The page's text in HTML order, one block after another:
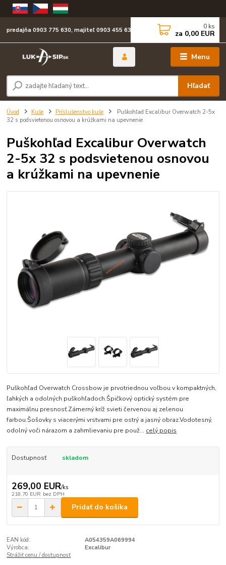
Menu
Hľadať
predajňa 0903 775 630, majiteľ 0903 455 630 0 ks
za 0,00 EUR
Úvod Kuše Príslušenstvo kuše
Puškohľad Excalibur Overwatch 2-5x
32 s podsvietenou osnovou a krúžkami na upevnenie
Puškohľad Excalibur Overwatch
2-5x 32 s podsvietenou osnovou
a krúžkami na upevnenie
Puškohľad Overwatch Crossbow je prvotriednou voľbou v kompaktných,
ľahkých a odolných puškohľadoch.Špičkový optický systém pre
maximálnu presnosť.Zámerný kríž svieti červenou aj zelenou
farbou.Šošovky s viacerými vrstvami pre ostrý a jasný obraz.Vodotesný,
odolný voči nárazom a zahmlievaniu pre použ... celý popis
Dostupnosť skladom
269,00 EUR/ks
218,70 EUR bez DPH
Pridať do košíka
EAN kód:
A054359A069994
Výrobca:
Excalibur
Strážiť cenu / dostupnosť